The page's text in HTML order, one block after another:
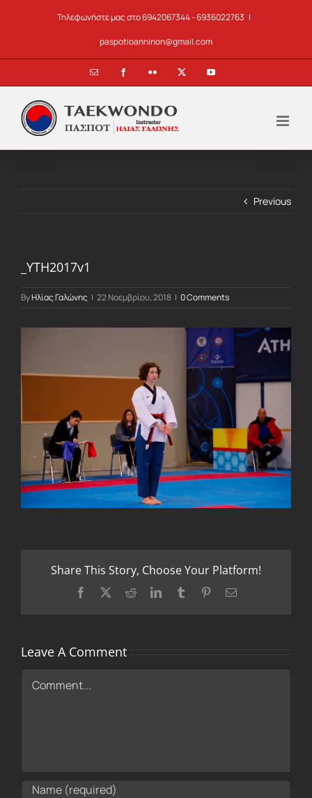
Τηλεφωνήστε μας στο 6942067344 - 6936022763 |
paspotioanninon@gmail.com
Email FacebookFlickr YouTube
Previous
_YTH2017v1
ByΗλίας Γαλώνης | 22 Νοεμβρίου, 2018 | 0 Comments
Share This Story, Choose Your Platform!
Facebook RedditLinkedInTumblr PinterestEmail
Leave A Comment
Comment